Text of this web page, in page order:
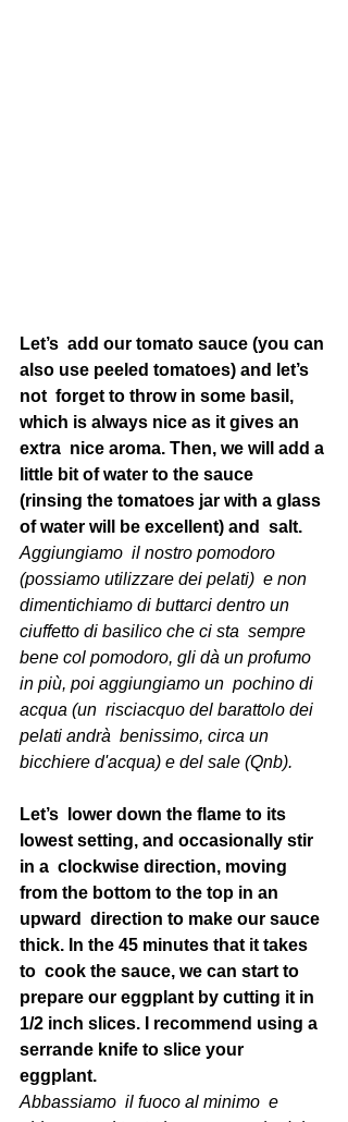
Let’s  add our tomato sauce (you can
also use peeled tomatoes) and let’s
not  forget to throw in some basil,
which is always nice as it gives an
extra  nice aroma. Then, we will add a
little bit of water to the sauce
(rinsing the tomatoes jar with a glass
of water will be excellent) and  salt.
Aggiungiamo  il nostro pomodoro
(possiamo utilizzare dei pelati)  e non
dimentichiamo di buttarci dentro un
ciuffetto di basilico che ci sta  sempre
bene col pomodoro, gli dà un profumo
in più, poi aggiungiamo un  pochino di
acqua (un  risciacquo del barattolo dei
pelati andrà  benissimo, circa un
bicchiere d'acqua) e del sale (Qnb).
Let’s  lower down the flame to its
lowest setting, and occasionally stir
in a  clockwise direction, moving
from the bottom to the top in an
upward  direction to make our sauce
thick. In the 45 minutes that it takes
to  cook the sauce, we can start to
prepare our eggplant by cutting it in
1/2 inch slices. I recommend using a
serrande knife to slice your
eggplant.
Abbassiamo  il fuoco al minimo  e